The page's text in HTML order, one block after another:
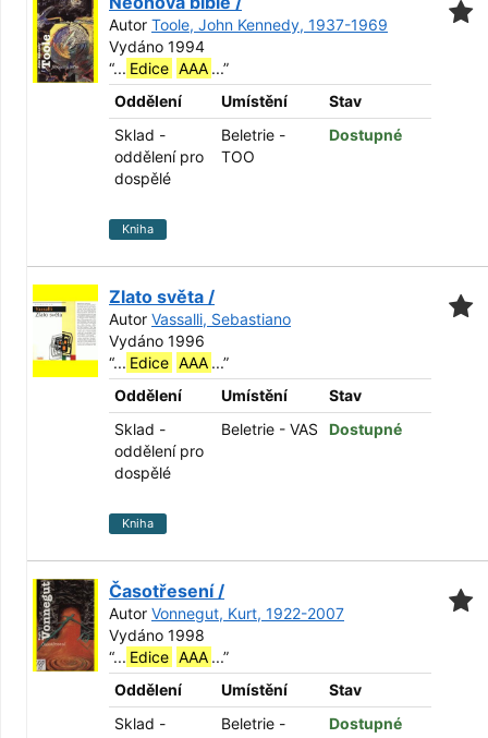
Autor Toole, John Kennedy, 1937-1969
Vydáno 1994
“... Edice AAA ...”
Oddělení
Umístění
Stav
Sklad -
oddělení pro
dospělé
Beletrie -
TOO
Dostupné
Kniha
Zlato světa /
Autor Vassalli, Sebastiano
Vydáno 1996
“... Edice AAA ...”
Oddělení
Umístění
Stav
Sklad -
oddělení pro
dospělé
Beletrie - VAS Dostupné
Kniha
Časotřesení /
Autor Vonnegut, Kurt, 1922-2007
Vydáno 1998
“... Edice AAA ...”
Oddělení
Umístění
Stav
Sklad -
Beletrie -
Dostupné